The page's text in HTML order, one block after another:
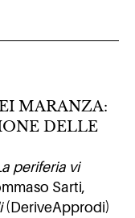
MARANZA:
DELLE
periferia vi
Sarti,
(DeriveApprodi)